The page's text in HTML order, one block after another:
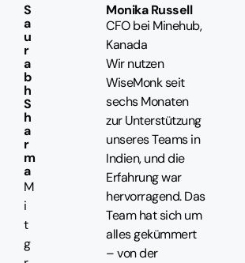
S
a
u
r
a
b
h
S
h
a
r
m
a
M
i
t
g
Monika Russell
CFO bei Minehub,
Kanada
Wir nutzen
WiseMonk seit
sechs Monaten
zur Unterstützung
unseres Teams in
Indien, und die
Erfahrung war
hervorragend. Das
Team hat sich um
alles gekümmert
– von der